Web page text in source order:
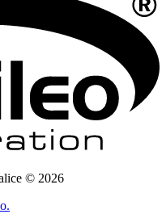
© 2026